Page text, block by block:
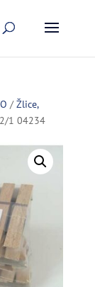
/Žlice,
1 04234